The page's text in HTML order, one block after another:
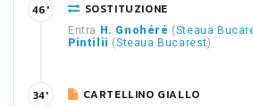
SOSTITUZIONE
Entra H. Gnohéré (Steaua
Pintilii (Steaua Bucarest)
46'
CARTELLINO GIALLO
34'